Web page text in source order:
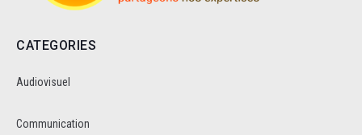
CATEGORIES
Audiovisuel
Communication